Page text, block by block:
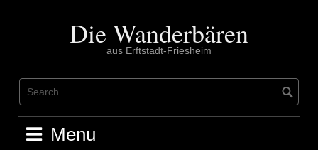
Die Wanderbären
aus Erftstadt-Friesheim
Menu